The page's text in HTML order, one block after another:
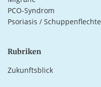
PCO-Syndrom
Psoriasis / Schuppenflechte
Rubriken
Zukunftsblick